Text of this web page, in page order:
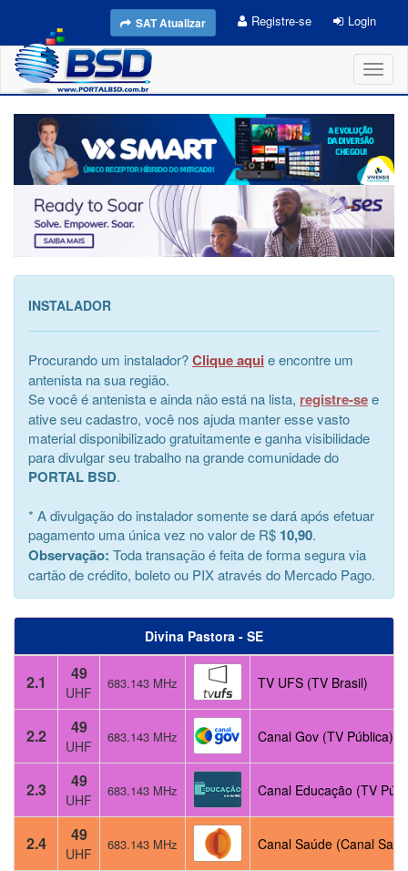
SAT Atualizar Registre-se Login
INSTALADOR
Procurando um instalador?Clique aqui e encontre um
antenista na sua região.
Se você é antenista e ainda não está na lista, registre-see
ative seu cadastro, você nos ajuda manter esse vasto
material disponibilizado gratuitamente e ganha visibilidade
para divulgar seu trabalho na grande comunidade do
PORTAL BSD.
* A divulgação do instalador somente se dará após efetuar
pagamento uma única vez no valor de R$ 10,90.
Observação: Toda transação é feita de forma segura via
cartão de crédito, boleto ou PIX através do Mercado Pago.
Divina Pastora - SE
2.1 49
UHF
683.143 MHz TV UFS (TV Brasil)
2.2 49
UHF
683.143 MHz Canal Gov (TV Pública)
2.3 49
UHF
683.143 MHz Canal Educação (TV
2.4 49
UHF
683.143 MHz Canal Saúde (Canal